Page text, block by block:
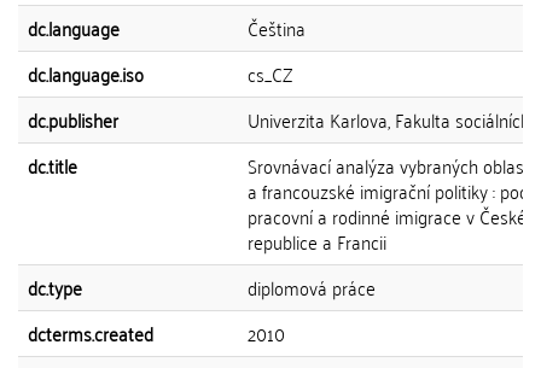
dc.language
Čeština
dc.language.iso
cs_CZ
dc.publisher
Univerzita Karlova, Fakulta sociálních
dc.title
Srovnávací analýza vybraných oblastí
a francouzské imigrační politiky :
pracovní a rodinné imigrace v České
republice a Francii
dc.type
diplomová práce
dcterms.created
2010